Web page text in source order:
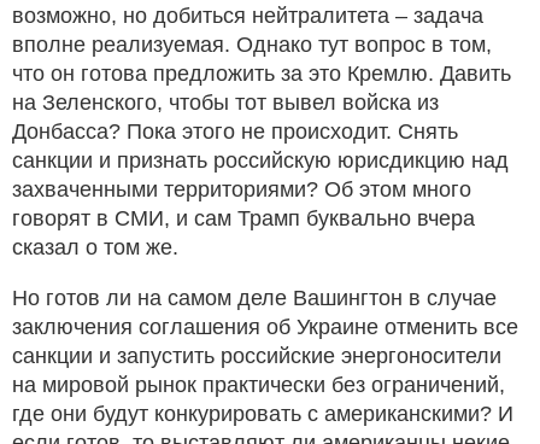
возможно, но добиться нейтралитета – задача
вполне реализуемая. Однако тут вопрос в том,
что он готова предложить за это Кремлю. Давить
на Зеленского, чтобы тот вывел войска из
Донбасса? Пока этого не происходит. Снять
санкции и признать российскую юрисдикцию над
захваченными территориями? Об этом много
говорят в СМИ, и сам Трамп буквально вчера
сказал о том же.
Но готов ли на самом деле Вашингтон в случае
заключения соглашения об Украине отменить все
санкции и запустить российские энергоносители
на мировой рынок практически без ограничений,
где они будут конкурировать с американскими? И